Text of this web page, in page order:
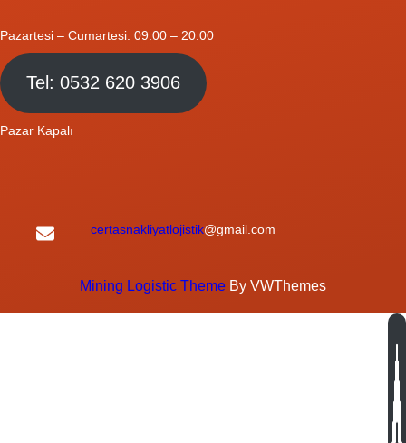
Pazartesi – Cumartesi: 09.00 – 20.00
Tel: 0532 620 3906
Pazar Kapalı
certasnakliyatlojistik@gmail.com
Mining Logistic Theme By VWThemes